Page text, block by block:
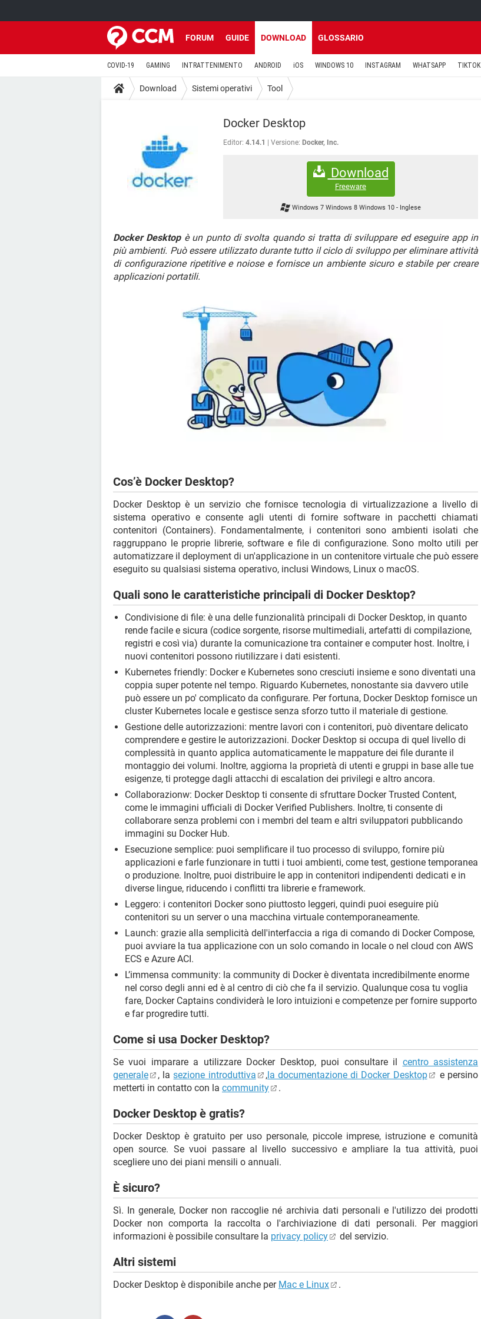
FORUM GUIDE DOWNLOAD GLOSSARIO
COVID-19 GAMING INTRATTENIMENTO ANDROID iOS WINDOWS 10 INSTAGRAM WHATSAPP TIKTOK
Download Sistemi operativi Tool
Docker Desktop
Editor: 4.14.1 Versione: Docker, Inc.
Download
Freeware
Windows 7 Windows 8 Windows 10- Inglese
Docker Desktopè un punto di svolta quando si tratta di sviluppare ed eseguire app in
più ambienti. Può essere utilizzato durante tutto il ciclo di sviluppo per eliminare attività
di configurazione ripetitive e noiose e fornisce un ambiente sicuro e stabile per creare
applicazioni portatili.
Cos’è Docker Desktop?
Docker Desktop è un servizio che fornisce tecnologia di virtualizzazione a livello di
sistema operativo e consente agli utenti di fornire software in pacchetti chiamati
contenitori (Containers). Fondamentalmente, i contenitori sono ambienti isolati che
raggruppano le proprie librerie, software e file di configurazione. Sono molto utili per
automatizzare il deployment di un'applicazione in un contenitore virtuale che può essere
eseguito su qualsiasi sistema operativo, inclusi Windows, Linux o macOS.
Quali sono le caratteristiche principali di Docker Desktop?
Condivisione di file: è una delle funzionalità principali di Docker Desktop, in quanto
rende facile e sicura (codice sorgente, risorse multimediali, artefatti di compilazione,
registri e così via) durante la comunicazione tra container e computer host. Inoltre, i
nuovi contenitori possono riutilizzare i dati esistenti.
Kubernetes friendly: Docker e Kubernetes sono cresciuti insieme e sono diventati una
coppia super potente nel tempo. Riguardo Kubernetes, nonostante sia davvero utile
può essere un po' complicato da configurare. Per fortuna, Docker Desktop fornisce un
cluster Kubernetes locale e gestisce senza sforzo tutto il materiale di gestione.
Gestione delle autorizzazioni: mentre lavori con i contenitori, può diventare delicato
comprendere e gestire le autorizzazioni. Docker Desktop si occupa di quel livello di
complessità in quanto applica automaticamente le mappature dei file durante il
montaggio dei volumi. Inoltre, aggiorna la proprietà di utenti e gruppi in base alle tue
esigenze, ti protegge dagli attacchi di escalation dei privilegi e altro ancora.
Collaborazionw: Docker Desktop ti consente di sfruttare Docker Trusted Content,
come le immagini ufficiali di Docker Verified Publishers. Inoltre, ti consente di
collaborare senza problemi con i membri del team e altri sviluppatori pubblicando
immagini su Docker Hub.
Esecuzione semplice: puoi semplificare il tuo processo di sviluppo, fornire più
applicazioni e farle funzionare in tutti i tuoi ambienti, come test, gestione temporanea
o produzione. Inoltre, puoi distribuire le app in contenitori indipendenti dedicati e in
diverse lingue, riducendo i conflitti tra librerie e framework.
Leggero: i contenitori Docker sono piuttosto leggeri, quindi puoi eseguire più
contenitori su un server o una macchina virtuale contemporaneamente.
Launch: grazie alla semplicità dell'interfaccia a riga di comando di Docker Compose,
puoi avviare la tua applicazione con un solo comando in locale o nel cloud con AWS
ECS e Azure ACI.
L’immensa community: la community di Docker è diventata incredibilmente enorme
nel corso degli anni ed è al centro di ciò che fa il servizio. Qualunque cosa tu voglia
fare, Docker Captains condividerà le loro intuizioni e competenze per fornire supporto
e far progredire tutti.
Come si usa Docker Desktop?
Se vuoi imparare a utilizzare Docker Desktop, puoi consultare il centro assistenza
generale
, lasezione introduttiva ,la documentazione di Docker Desktop
e persino
metterti in contatto con la community .
Docker Desktop è gratis?
Docker Desktop è gratuito per uso personale, piccole imprese, istruzione e comunità
open source. Se vuoi passare al livello successivo e ampliare la tua attività, puoi
scegliere uno dei piani mensili o annuali.
È sicuro?
Sì. In generale, Docker non raccoglie né archivia dati personali e l'utilizzo dei prodotti
Docker non comporta la raccolta o l'archiviazione di dati personali. Per maggiori
informazioni è possibile consultare la privacy policy del servizio.
Altri sistemi
Docker Desktop è disponibile anche per Mac e Linux .